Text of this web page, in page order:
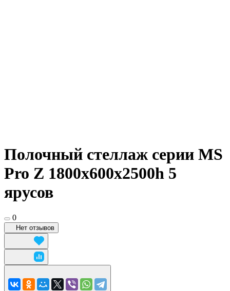
Полочный стеллаж серии MS
Pro Z 1800x600х2500h 5
ярусов
0
Нет отзывов